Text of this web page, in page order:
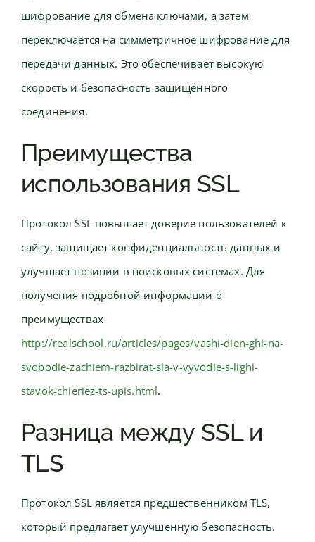
шифрование для обмена ключами, а затем
переключается на симметричное шифрование для
передачи данных. Это обеспечивает высокую
скорость и безопасность защищённого
соединения.
Преимущества
использования SSL
Протокол SSL повышает доверие пользователей к
сайту, защищает конфиденциальность данных и
улучшает позиции в поисковых системах. Для
получения подробной информации о
преимуществах
http://realschool.ru/articles/pages/vashi-dien-ghi-na-
svobodie-zachiem-razbirat-sia-v-vyvodie-s-lighi-
stavok-chieriez-ts-upis.html.
Разница между SSL и
TLS
Протокол SSL является предшественником TLS,
который предлагает улучшенную безопасность.